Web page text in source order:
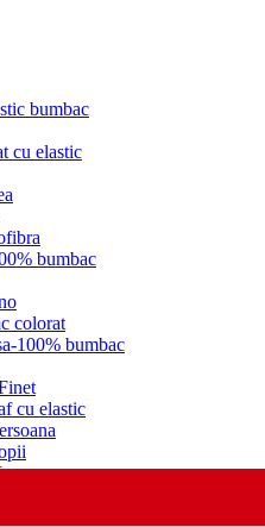
bumbac
cu elastic
bumbac
colorat
100% bumbac
cu elastic